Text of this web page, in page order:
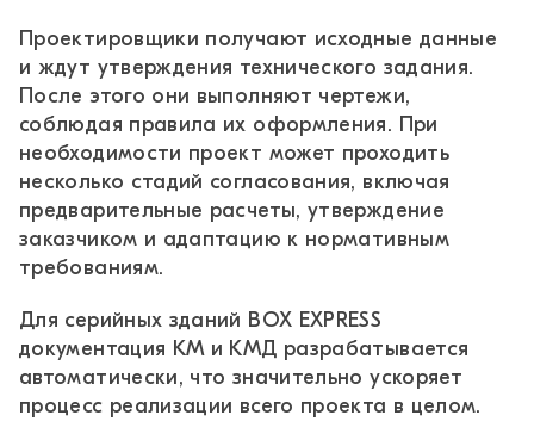
Проектировщики получают исходные данные
и ждут утверждения технического задания.
После этого они выполняют чертежи,
соблюдая правила их оформления. При
необходимости проект может проходить
несколько стадий согласования, включая
предварительные расчеты, утверждение
заказчиком и адаптацию к нормативным
требованиям.
Для серийных зданий BOX EXPRESS
документация КМ и КМД разрабатывается
автоматически, что значительно ускоряет
процесс реализации всего проекта в целом.